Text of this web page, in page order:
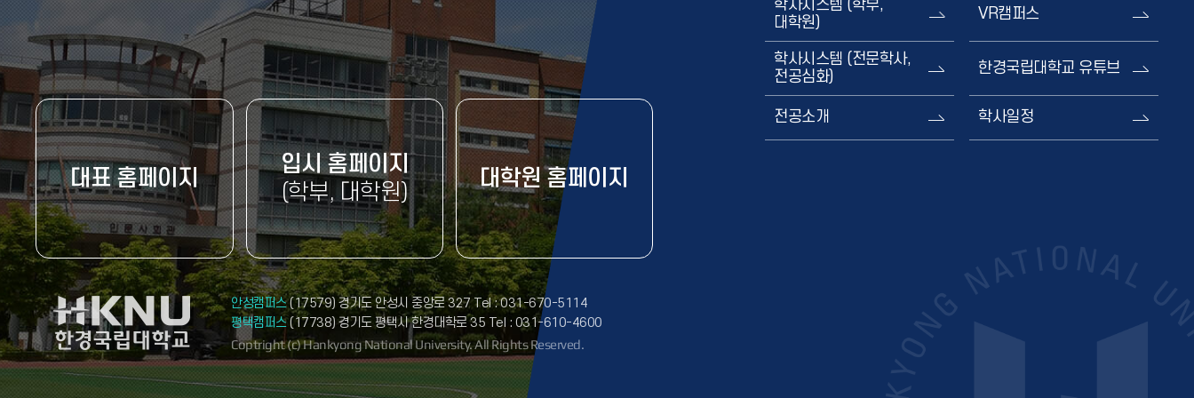
대표 홈페이지
입시 홈페이지
(학부, 대학원)
대학원 홈페이지
학사시스템 (학부,
대학원)
VR캠퍼스
학사시스템 (전문학사,
전공심화)
한경국립대학교 유튜브
전공소개 학사일정
안성캠퍼스(17579) 경기도 안성시 중앙로 327 Tel : 031-670-5114
평택캠퍼스(17738) 경기도 평택시 한경대학로 35 Tel : 031-610-4600
Coptright (c) Hankyong National University. All Rights Reserved.